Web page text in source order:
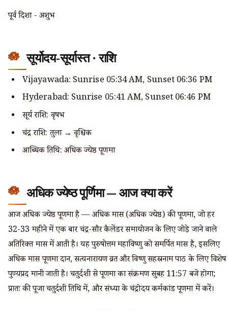
पूर्व दिशा - अशुभ
सूर्योदय-सूर्यास्त · राशि
Vijayawada: Sunrise 05:34 AM, Sunset 06:36 PM
Hyderabad: Sunrise 05:41 AM, Sunset 06:46 PM
सूर्य राशि: वृषभ
चंद्र राशि: तुला → वृश्चिक
आब्धिक तिथि: अधिक ज्येष्ठ पूर्णिमा
अधिक ज्येष्ठ पूर्णिमा — आज क्या करें
आज अधिक ज्येष्ठ पूर्णिमा है — अधिक मास (अधिक ज्येष्ठ) की पूर्णिमा, जो हर
32-33 महीने में एक बार चंद्र-सौर कैलेंडर समायोजन के लिए जोड़े जाने वाले
अतिरिक्त मास में आती है। यह पुरुषोत्तम महाविष्णु को समर्पित मास है, इसलिए
अधिक मास पूर्णिमा दान, सत्यनारायण व्रत और विष्णु सहस्रनाम पाठ के लिए विशेष
पुण्यप्रद मानी जाती है। चतुर्दशी से पूर्णिमा का संक्रमण सुबह 11:57 बजे होगा;
प्रातः की पूजा चतुर्दशी तिथि में, और संध्या के चंद्रोदय कर्मकांड पूर्णिमा में करें।